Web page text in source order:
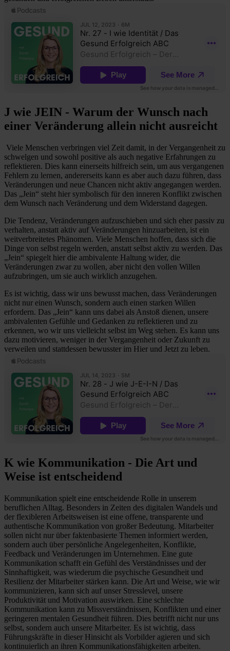
J wie JEIN - Warum der Wunsch nach
einer Veränderung allein nicht ausreicht
Viele Menschen verbringen viel Zeit damit, in der Vergangenheit zu
schwelgen und sowohl positive als auch negative Erfahrungen zu
reflektieren. Dies kann einerseits hilfreich sein, um aus vergangenen
Fehlern zu lernen, andererseits kann es aber auch dazu führen, dass
Veränderungen und neue Chancen nicht aktiv angegangen werden.
Das „Jein“ steht hier symbolisch für den inneren Konflikt zwischen
dem Wunsch nach Veränderung und dem Widerstand dagegen.
Die Tendenz, Veränderungen aufzuschieben und sich eher passiv zu
verhalten, anstatt aktiv auf Veränderungen hinzuarbeiten, ist ein
weitverbreitetes Phänomen. Viele Menschen hoffen, dass sich die
Dinge von selbst regeln werden, anstatt selbst aktiv zu werden. Das
„Jein“ spiegelt hier die ambivalente Haltung wider, die
Veränderungen zwar zu wollen, aber nicht den vollen Willen
aufzubringen, um sie auch wirklich anzugehen.
Es ist wichtig, dass wir uns bewusst machen, dass Veränderungen
nicht nur einen Wunsch, sondern auch einen starken Willen
erfordern. Das „Jein“ kann uns dabei als Anstoß dienen, unsere
ambivalenten Gefühle und Gedanken zu reflektieren und zu
erkennen, wo wir uns vielleicht selbst im Weg stehen. Es kann uns
dazu motivieren, weniger in der Vergangenheit oder Zukunft zu
verweilen und stattdessen bewusster im Hier und Jetzt zu leben.
K wie Kommunikation - Die Art und
Weise ist entscheidend
Kommunikation spielt eine entscheidende Rolle in unserem
beruflichen Alltag. Besonders in Zeiten des digitalen Wandels und
der flexibleren Arbeitsweisen ist eine offene, transparente und
authentische Kommunikation von großer Bedeutung. Mitarbeiter
sollen nicht nur über faktenbasierte Themen informiert werden,
sondern auch über persönliche Angelegenheiten, Konflikte,
Feedback und Veränderungen im Unternehmen. Eine gute
Kommunikation schafft ein Gefühl des Verständnisses und der
Sinnhaftigkeit, was wiederum die psychische Gesundheit und
Resilienz der Mitarbeiter stärken kann. Die Art und Weise, wie wir
kommunizieren, kann sich auf unser Stresslevel, unsere
Produktivität und Motivation auswirken. Eine schlechte
Kommunikation kann zu Missverständnissen, Konflikten und einer
geringeren mentalen Gesundheit führen. Dies betrifft nicht nur uns
selbst, sondern auch unsere Mitarbeiter. Es ist wichtig, dass
Führungskräfte in dieser Hinsicht als Vorbilder agieren und sich
kontinuierlich an ihren Kommunikationsfähigkeiten arbeiten.